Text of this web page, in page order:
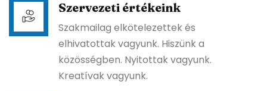
nyitottak, kreatívak vagyunk, hiszünk a szakmai és
felépülő közösségek pozitív, formáló erejében, és
nemcsak klienseink iránt, de kollégáink és a szakmai
utánpótlás iránt is felelősséget vállalunk.